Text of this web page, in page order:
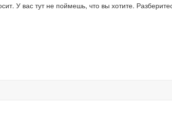
У вас тут не поймешь, что вы хотите.